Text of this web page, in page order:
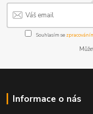
Souhlasím se
Informace o nás